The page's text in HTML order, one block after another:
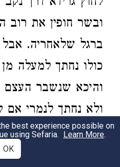
ובשר חופין את רוב
ברגל שלאחריה. אבל
כולו נחתך למעלה
והיכא שנשבר
ולא נחתך לנמרי
כשר. בין בהמה בין
למעלה מן
best experience possible on
using Sefaria. Learn More.
OK